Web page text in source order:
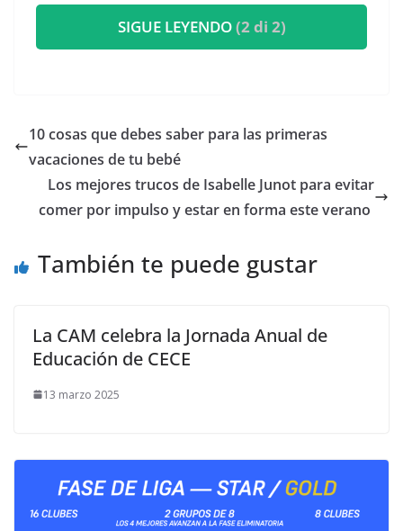
SIGUE LEYENDO(2 di 2)
​10 cosas que debes saber para las primeras
vacaciones de tu bebé
​Los mejores trucos de Isabelle Junot para evitar
comer por impulso y estar en forma este verano
También te puede gustar
La CAM celebra la Jornada Anual de
Educación de CECE
13 marzo 2025